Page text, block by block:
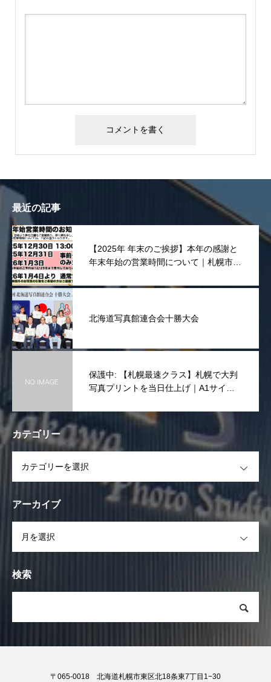
最近の記事
【2025年 年末のご挨拶】本年の感謝と
年末年始の営業時間について｜札幌市東
北海道写真館連合会十勝大会
保護中: 【札幌最速クラス】札幌で大判
写真プリントを当日仕上げ｜A1サイズ
カテゴリー
アーカイブ
検索
〒065-0018 北海道札幌市東区北18条東7丁目1−30